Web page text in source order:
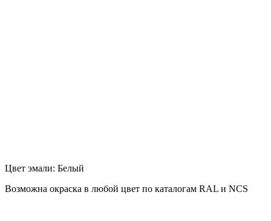
Цвет эмали: Белый
Возможна окраска в любой цвет по каталогам RAL и NCS